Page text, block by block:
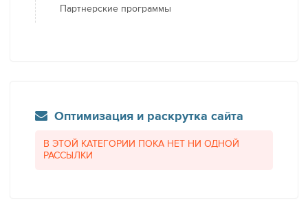
Партнерские программы
Оптимизация и раскрутка сайта
В ЭТОЙ КАТЕГОРИИ ПОКА НЕТ НИ ОДНОЙ
РАССЫЛКИ